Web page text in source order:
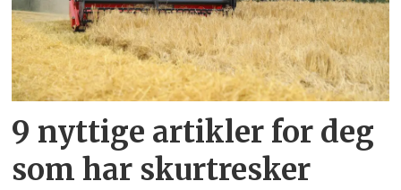
9 nyttige artikler for deg
som har skurtresker